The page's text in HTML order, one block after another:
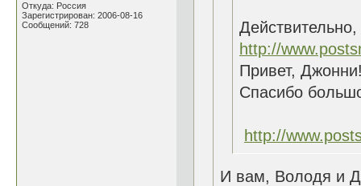
Откуда: Россия
Зарегистрирован: 2006-08-16
Сообщений: 728
http://
Привет,
Спасибо
http://
И вам, Володя и